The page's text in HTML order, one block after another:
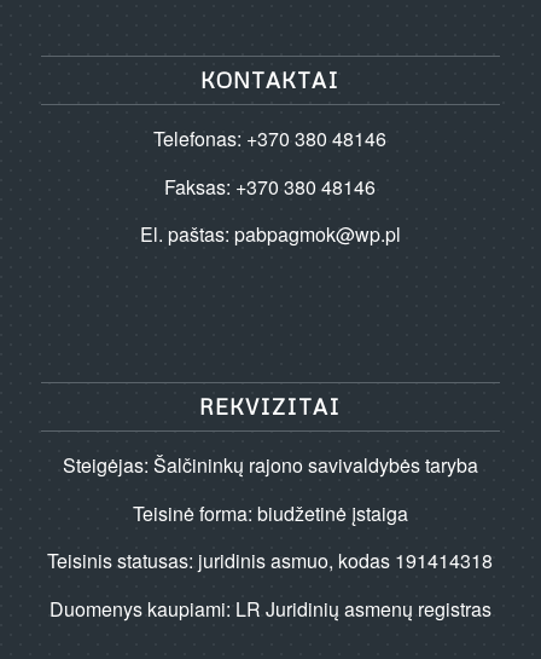
KONTAKTAI
Telefonas: +370 380 48146
Faksas: +370 380 48146
El. paštas: pabpagmok@wp.pl
REKVIZITAI
Steigėjas: Šalčininkų rajono savivaldybės taryba
Teisinė forma: biudžetinė įstaiga
Teisinis statusas: juridinis asmuo, kodas 191414318
Duomenys kaupiami: LR Juridinių asmenų registras